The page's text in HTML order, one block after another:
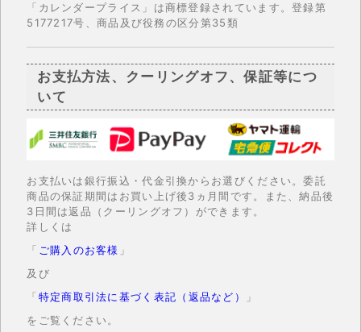
「カレンダープライス」は商標登録されています。登録第
5177217号、商品及び役務の区分第35類
お支払方法、クーリングオフ、保証等につ
いて
お支払いは銀行振込・代金引換からお選びください。委託
商品の保証期間はお買い上げ後3ヵ月間です。また、納品後
3日間は返品（クーリングオフ）ができます。
詳しくは
「 ご購入のお客様 」
及び
「特定商取引法に基づく表記（返品など）
」
をご覧ください。